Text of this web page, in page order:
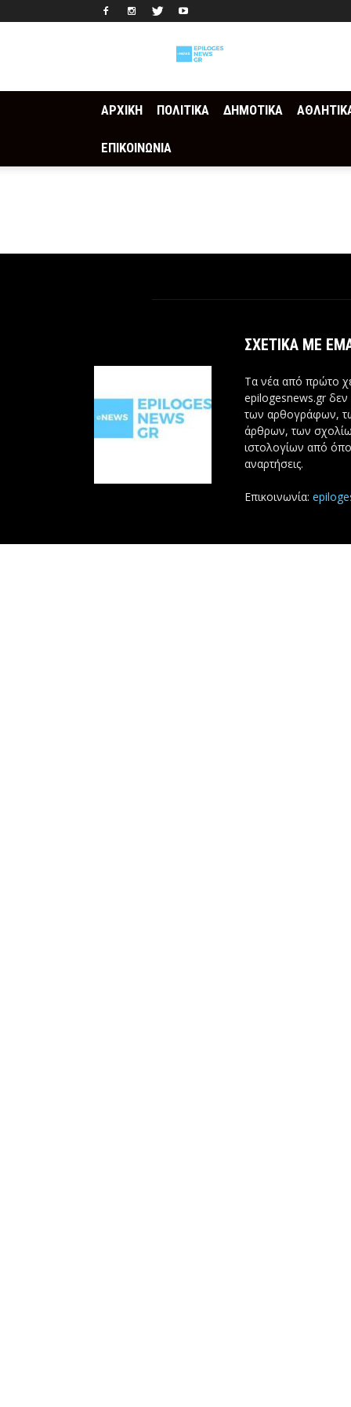
ΑΡΧΙΚΗ ΠΟΛΙΤΙΚΑ ΔΗΜΟΤΙΚΑ
ΕΠΙΚΟΙΝΩΝΙΑ
ΣΧΕΤΙΚΆ ΜΕ
Τα νέα από πρώτο
epilogesnews.gr δεν
των αρθογράφων,
άρθρων, των
ιστολογίων από
αναρτήσεις.
Επικοινωνία: